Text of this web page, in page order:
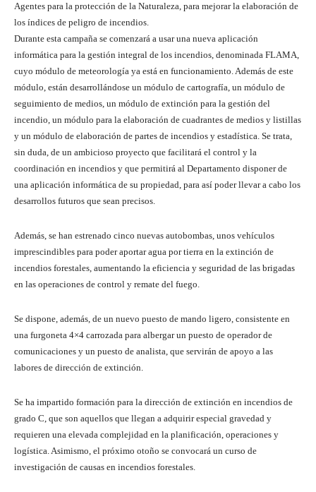
Agentes para la protección de la Naturaleza, para mejorar la elaboración de
los índices de peligro de incendios.
Durante esta campaña se comenzará a usar una nueva aplicación
informática para la gestión integral de los incendios, denominada FLAMA,
cuyo módulo de meteorología ya está en funcionamiento. Además de este
módulo, están desarrollándose un módulo de cartografía, un módulo de
seguimiento de medios, un módulo de extinción para la gestión del
incendio, un módulo para la elaboración de cuadrantes de medios y listillas
y un módulo de elaboración de partes de incendios y estadística. Se trata,
sin duda, de un ambicioso proyecto que facilitará el control y la
coordinación en incendios y que permitirá al Departamento disponer de
una aplicación informática de su propiedad, para así poder llevar a cabo los
desarrollos futuros que sean precisos.
Además, se han estrenado cinco nuevas autobombas, unos vehículos
imprescindibles para poder aportar agua por tierra en la extinción de
incendios forestales, aumentando la eficiencia y seguridad de las brigadas
en las operaciones de control y remate del fuego.
Se dispone, además, de un nuevo puesto de mando ligero, consistente en
una furgoneta 4×4 carrozada para albergar un puesto de operador de
comunicaciones y un puesto de analista, que servirán de apoyo a las
labores de dirección de extinción.
Se ha impartido formación para la dirección de extinción en incendios de
grado C, que son aquellos que llegan a adquirir especial gravedad y
requieren una elevada complejidad en la planificación, operaciones y
logística. Asimismo, el próximo otoño se convocará un curso de
investigación de causas en incendios forestales.